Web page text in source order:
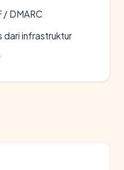
/ DMARC
dari infrastruktur